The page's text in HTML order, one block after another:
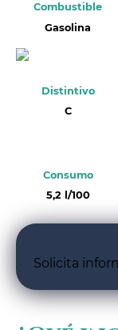
Combustible
Gasolina
Distintivo
C
Consumo
5,2 l/100
Solicita